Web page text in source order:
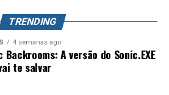
pode até parecer um spin-off,
o primeiro passo para a
já teve.
TRENDING
4 semanas ago
Backrooms: A versão do Sonic.EXE
te salvar